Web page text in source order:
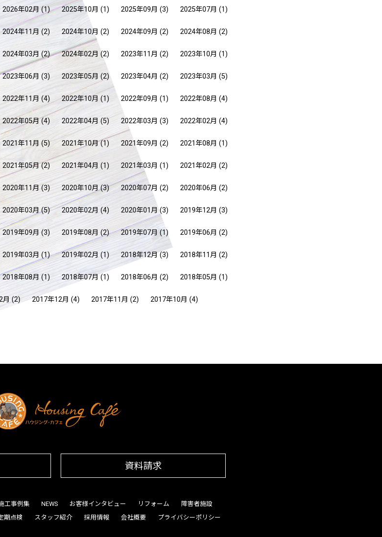
2026年02月 (1) 2025年10月 (1) 2025年09月 (3) 2025年07月 (1)
2024年11月 (2) 2024年10月 (2) 2024年09月 (2) 2024年08月 (2)
2024年03月 (2) 2024年02月 (2) 2023年11月 (2) 2023年10月 (1)
2023年06月 (3) 2023年05月 (2) 2023年04月 (2) 2023年03月 (5)
2022年11月 (4) 2022年10月 (1) 2022年09月 (1) 2022年08月 (4)
2022年05月(4) 2022年04月(5) 2022年03月 (3) 2022年02月 (4)
2021年11月 (5) 2021年10月(1) 2021年09月 (2) 2021年08月 (1)
2021年05月(2) 2021年04月 (1) 2021年03月 (1) 2021年02月 (2)
2020年11月(3) 2020年10月(3) 2020年07月 (2) 2020年06月 (2)
2020年03月(5) 2020年02月 (4) 2020年01月 (3) 2019年12月 (3)
2019年09月 (3) 2019年08月 (2) 2019年07月(1) 2019年06月 (2)
2019年03月 (1) 2019年02月 (1) 2018年12月(3) 2018年11月 (2)
2018年08月 (1) 2018年07月 (1) 2018年06月 (2) 2018年05月 (1)
月 (2) 2017年12月 (4) 2017年11月 (2) 2017年10月 (4)
資料請求
工事例集 NEWS お客様インタビュー リフォーム
障害者施設
期点検 スタッフ紹介 採用情報 会社概要 プライバシーポリシー